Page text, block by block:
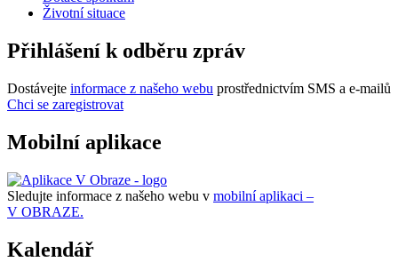
Životní situace
Přihlášení k odběru zpráv
Dostávejte informace z našeho webu prostřednictvím SMS a e-mailů
Chci se zaregistrovat
Mobilní aplikace
Sledujte informace z našeho webu v mobilní aplikaci –
V OBRAZE.
Kalendář